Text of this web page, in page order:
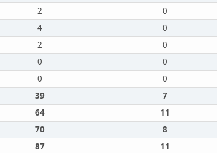
2 0
4 0
2 0
0 0
0 0
39 7
64 11
70 8
87 11